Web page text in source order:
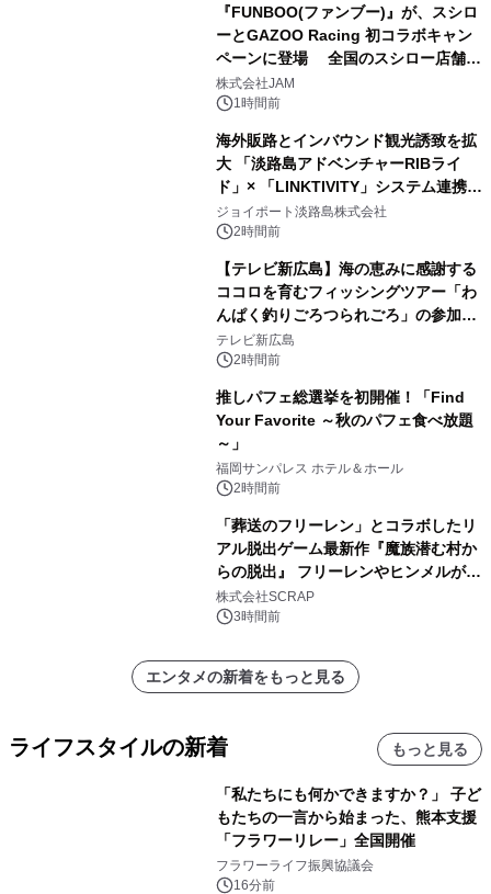
『FUNBOO(ファンブー)』が、スシロ
ーとGAZOO Racing 初コラボキャン
ペーンに登場 全国のスシロー店舗で
GR 4車種の FUNBOO(ミニカー)付き
メニューが展開されます
株式会社JAM
1時間前
海外販路とインバウンド観光誘致を拡
大 「淡路島アドベンチャーRIBライ
ド」× 「LINKTIVITY」システム連携を
開始！
ジョイポート淡路島株式会社
2時間前
【テレビ新広島】海の恵みに感謝する
ココロを育むフィッシングツアー「わ
んぱく釣りごろつられごろ」の参加小
学生を募集
テレビ新広島
2時間前
推しパフェ総選挙を初開催！「Find
Your Favorite ～秋のパフェ食べ放題
～」
福岡サンパレス ホテル＆ホール
2時間前
「葬送のフリーレン」とコラボしたリ
アル脱出ゲーム最新作『魔族潜む村か
らの脱出』 フリーレンやヒンメルが武
器を手に魔族を見据える描き下ろしメ
インビジュアル公開
株式会社SCRAP
3時間前
エンタメの新着をもっと見る
ライフスタイルの新着 もっと見る
「私たちにも何かできますか？」 子ど
もたちの一言から始まった、熊本支援
「フラワーリレー」全国開催
フラワーライフ振興協議会
16分前